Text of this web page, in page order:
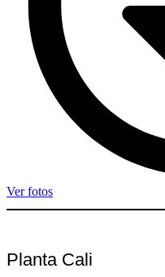
Ver fotos
Planta Cali